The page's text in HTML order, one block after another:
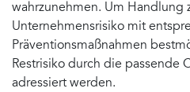
wahrzunehmen. Um Handlung
Unternehmensrisiko mit
Präventionsmaßnahmen
Restrisiko durch die passende
adressiert werden.